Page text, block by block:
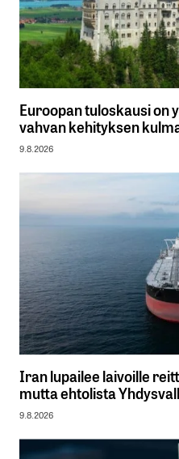
Euroopan tuloskausi on
vahvan kehityksen
9.8.2026
Iran lupailee laivoille
mutta ehtolista
9.8.2026